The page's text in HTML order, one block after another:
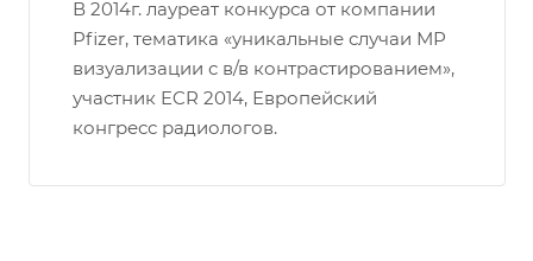
В 2014г. лауреат конкурса от компании
Pfizer, тематика «уникальные случаи МР
визуализации с в/в контрастированием»,
участник ECR 2014, Европейский
конгресс радиологов.